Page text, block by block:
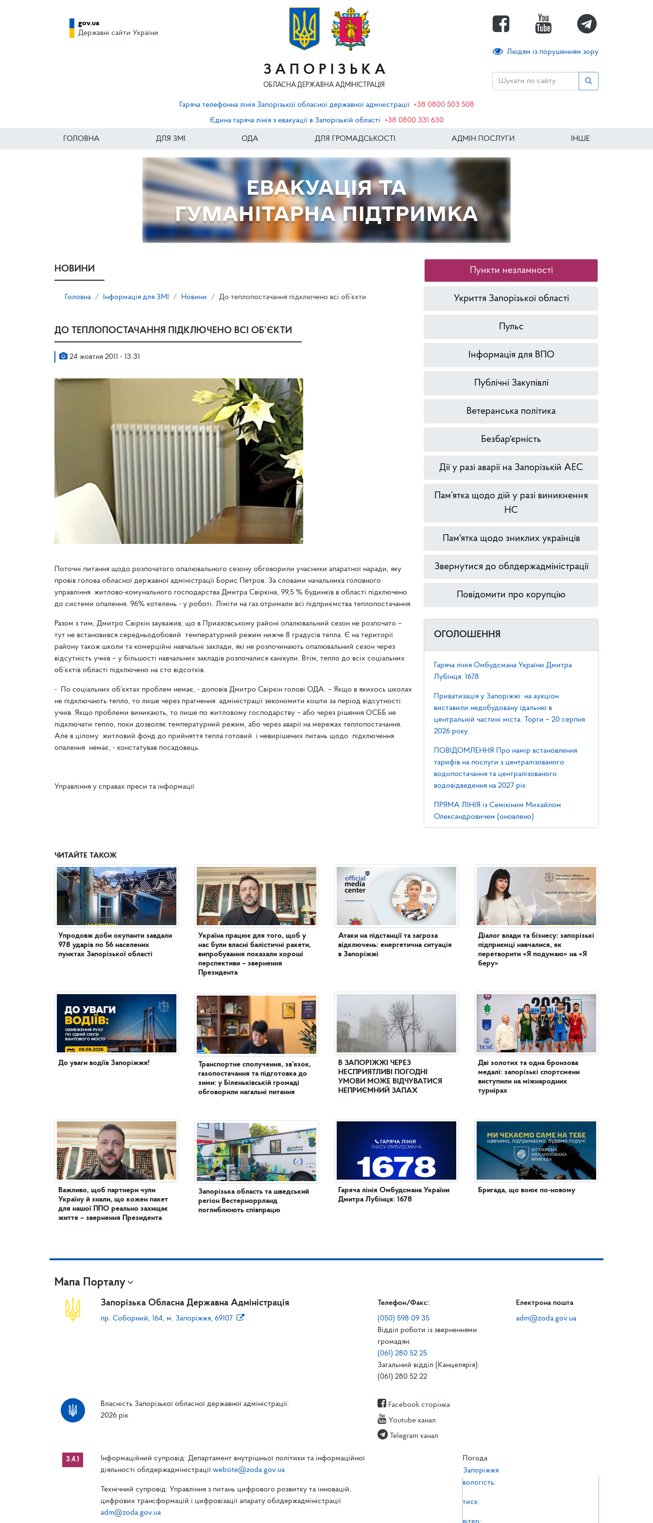
ЗАПОРІЗЬКА
ОБЛАСНА ДЕРЖАВНА АДМІНІСТРАЦІЯ
Людям із порушенням зору
gov.ua
Державні сайти України
Гаряча телефонна лінія Запорізької обласної державної адміністрації +38 0800 503 508
Єдина гаряча лінія з евакуації в Запорізькій області
+38 0800 331 630
ГОЛОВНА ДЛЯ ЗМІ ОДА ДЛЯ ГРОМАДСЬКОСТІ АДМІН ПОСЛУГИ ІНШЕ
НОВИНИ
Головна Інформація для ЗМІ Новини До теплопостачання підключено всі об’єкти
ДО ТЕПЛОПОСТАЧАННЯ ПІДКЛЮЧЕНО ВСІ ОБ’ЄКТИ
24 жовтня 2011 - 13:31
Поточні питання щодо розпочатого опалювального сезону обговорили учасники апаратної наради, яку
провів голова обласної державної адміністрації Борис Петров. За словами начальника головного
управління житлово-комунального господарства Дмитра Свіркіна, 99,5 % будинків в області підключено
до системи опалення. 96% котелень - у роботі. Ліміти на газ отримали всі підприємства теплопостачання.
Разом з тим, Дмитро Свіркін зауважив, що в Приазовському районі опалювальний сезон не розпочато –
тут не встановився середньодобовий температурний режим нижче 8 градусів тепла. Є на території
району також школи та комерційні навчальні заклади, які не розпочинають опалювальний сезон через
відсутність учнів – у більшості навчальних закладів розпочалися канікули. Втім, тепло до всіх соціальних
об’єктів області підключено на сто відсотків.
- По соціальних об’єктах проблем немає, - доповів Дмитро Свіркін голові ОДА. – Якщо в якихось школах
не підключають тепло, то лише через прагнення адміністрації зекономити кошти за період відсутності
учнів. Якщо проблеми виникають, то лише по житловому господарству – або через рішення ОСББ не
підключати тепло, поки дозволяє температурний режим, або через аварії на мережах теплопостачання.
Але в цілому житловий фонд до прийняття тепла готовий і невирішених питань щодо підключення
опалення немає, - констатував посадовець.
Управління у справах преси та інформації
Пункти незламності
Укриття Запорізької області
Пульс
Інформація для ВПО
Публічні Закупівлі
Ветеранська політика
Безбар'єрність
Дії у разі аварії на Запорізькій АЕС
Пам’ятка щодо дій у разі виникнення
НС
Пам'ятка щодо зниклих українців
Звернутися до облдержадміністрації
Повідомити про корупцію
ОГОЛОШЕННЯ
Гаряча лінія Омбудсмана України Дмитра
Лубінця: 1678
Приватизація у Запоріжжі: на аукціон
виставили недобудовану їдальню в
центральній частині міста. Торги – 20 серпня
2026 року
ПОВІДОМЛЕННЯ Про намір встановлення
тарифів на послуги з централізованого
водопостачання та централізованого
водовідведення на 2027 рік
ПРЯМА ЛІНІЯ із Семікіним Михайлом
Олександровичем (оновлено)
ЧИТАЙТЕ ТАКОЖ
Упродовж доби окупанти завдали
978 ударів по 56 населених
пунктах Запорізької області
До уваги водіїв Запоріжжя!
Важливо, щоб партнери чули
Україну й знали, що кожен пакет
для нашої ППО реально захищає
життя – звернення Президента
Україна працює для того, щоб у
нас були власні балістичні ракети,
випробування показали хороші
перспективи – звернення
Президента
Транспортне сполучення, зв’язок,
газопостачання та підготовка до
зими: у Біленьківській громаді
обговорили нагальні питання
Запорізька область та шведський
регіон Вестерноррланд
поглиблюють співпрацю
Атаки на підстанції та загроза
відключень: енергетична ситуація
в Запоріжжі
В ЗАПОРІЖЖІ ЧЕРЕЗ
НЕСПРИЯТЛИВІ ПОГОДНІ
УМОВИ МОЖЕ ВІДЧУВАТИСЯ
НЕПРИЄМНИЙ ЗАПАХ
Гаряча лінія Омбудсмана України
Дмитра Лубінця: 1678
Діалог влади та бізнесу: запорізькі
підприємці навчалися, як
перетворити «Я подумаю» на «Я
беру»
Дві золотих та одна бронзова
медалі: запорізькі спортсмени
виступили на міжнародних
турнірах
Бригада, що воює по-новому
Мапа Порталу
Запорізька Обласна Державна Адміністрація
пр. Соборний, 164, м. Запоріжжя, 69107
Телефон/Факс:
(050) 598 09 35
Відділ роботи із зверненнями
громадян:
(061) 280 52 25
Загальний відділ (Канцелярія):
(061) 280 52 22
Електрона пошта
adm@zoda.gov.ua
Власність Запорізької обласної державної адміністрації.
2026 рік
Facebook сторінка
Youtube канал
Telegram канал
3.4.1
Інформаційний супровід: Департамент внутрішньої політики та інформаційної
діяльності облдержадміністрації website@zoda.gov.ua
Технічний супровід: Управління з питань цифрового розвитку та інновацій,
цифрових трансформацій і цифровізації апарату облдержадміністрації
adm@zoda.gov.ua
Погода
Запоріжжя
вологість:
тиск:
вітер: